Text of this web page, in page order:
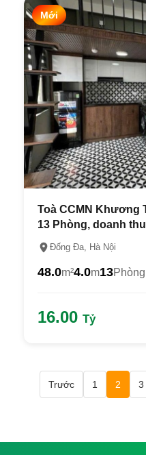
Mới
Toà CCMN Khương
13 Phòng, doanh
Đống Đa, Hà Nội
48.0m²4.0m13Phòng
16.00 Tỷ
Trước 1 2 3